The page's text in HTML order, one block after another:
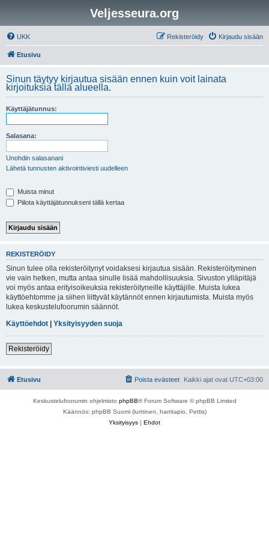
Veljesseura.org
UKK Kirjaudu sisään
Rekisteröidy
Etusivu
Sinun täytyy kirjautua sisään ennen kuin voit lainata
kirjoituksia tällä alueella.
Käyttäjätunnus:
Salasana:
Unohdin salasanani
Lähetä tunnusten aktivointiviesti uudelleen
Muista minut
Piilota käyttäjätunnukseni tällä kertaa
REKISTERÖIDY
Sinun tulee olla rekisteröitynyt voidaksesi kirjautua sisään. Rekisteröityminen
vie vain hetken, mutta antaa sinulle lisää mahdollisuuksia. Sivuston ylläpitäjä
voi myös antaa erityisoikeuksia rekisteröityneille käyttäjille. Muista lukea
käyttöehtomme ja siihen liittyvät käytännöt ennen kirjautumista. Muista myös
lukea keskustelufoorumin säännöt.
Käyttöehdot | Yksityisyyden suoja
Rekisteröidy
Etusivu Kaikki ajat ovat UTC+03:00
Poista evästeet
Keskustelufoorumin ohjelmisto phpBB® Forum Software © phpBB Limited
Käännös: phpBB Suomi (lurttinen, harritapio, Pettis)
Yksityisyys | Ehdot